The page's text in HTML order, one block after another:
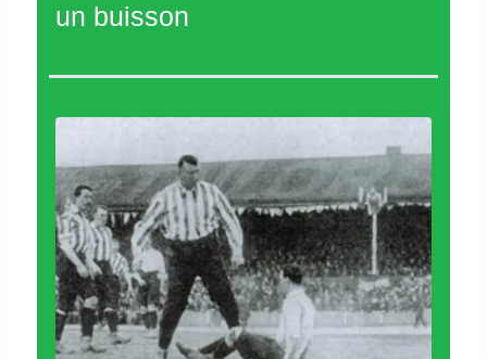
un buisson